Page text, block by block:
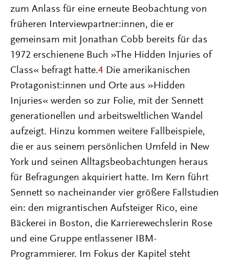
zum Anlass für eine erneute Beobachtung von
früheren Interviewpartner:innen, die er
gemeinsam mit Jonathan Cobb bereits für das
1972 erschienene Buch »The Hidden Injuries of
Class« befragt hatte.4 Die amerikanischen
Protagonist:innen und Orte aus »Hidden
Injuries« werden so zur Folie, mit der Sennett
generationellen und arbeitsweltlichen Wandel
aufzeigt. Hinzu kommen weitere Fallbeispiele,
die er aus seinem persönlichen Umfeld in New
York und seinen Alltagsbeobachtungen heraus
für Befragungen akquiriert hatte. Im Kern führt
Sennett so nacheinander vier größere Fallstudien
ein: den migrantischen Aufsteiger Rico, eine
Bäckerei in Boston, die Karrierewechslerin Rose
und eine Gruppe entlassener IBM-
Programmierer. Im Fokus der Kapitel steht